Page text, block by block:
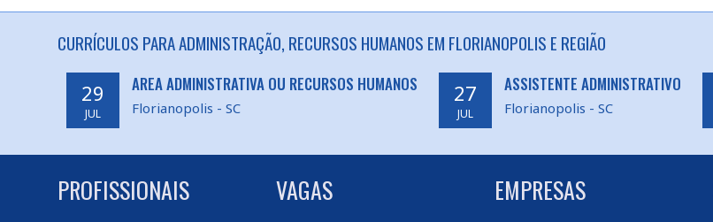
CURRÍCULOS PARA ADMINISTRAÇÃO, RECURSOS HUMANOS EM FLORIANOPOLIS E REGIÃO
29
JUL
AREA ADMINISTRATIVA OU RECURSOS HUMANOS
Florianopolis - SC
27
JUL
ASSISTENTE ADMINISTRATIVO
Florianopolis - SC
PROFISSIONAIS VAGAS EMPRESAS